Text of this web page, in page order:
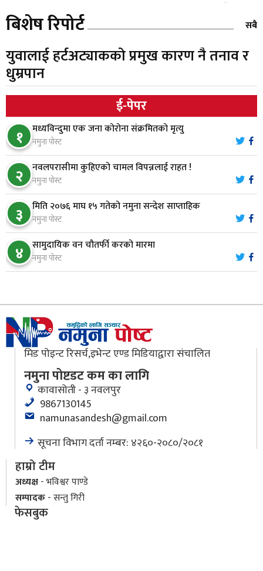
५
स्थापनाको एक दशकपछि विनयी त्रिवेणीको आफ्नै
प्रशासकीय भवनको शिलान्यास
६
भरतपुर अस्पतालद्वारा आइसियुमा प्रतिक्षारत बिरामीको
नाम ‘डिस्प्ले बोर्ड’मा
७ नारायणघाट–बुटवल सडकमा ‘क्यानोपी ब्रिज’ निर्माण
८
मौलाकालिकाको १८८२ खुड्किला : आस्था र आरोग्यको‘
‘सर्ट हाइकिङ’
९ वन उद्यममा जोडिँदै नवलपुरका महिला
१० नारायणघाट–बुटवल सडकः पूर्वी खण्डमा कालोपत्रे सम्पन्न
बिशेष रिपोर्ट सबै
युवालाई हर्टअट्याकको प्रमुख कारण नै तनाव र
धुम्रपान
ई-पेपर
१ मध्यविन्दुमा एक जना कोरोना संक्रमितको मृत्यु
नमुना पोस्ट
२ नवलपरासीमा कुहिएको चामल विपन्नलाई राहत !
नमुना पोस्ट
३ मिति २०७६ माघ १५ गतेको नमुना सन्देश साप्ताहिक
नमुना पोस्ट
४ सामुदायिक वन चौतर्फी करको मारमा
नमुना पोस्ट
मिड पोइन्ट रिसर्च,इभेन्ट एण्ड मिडियाद्वारा संचालित
नमुना पोष्टडट कम का लागि
कावासोती - ३ नवलपुर
9867130145
namunasandesh@gmail.com
सूचना विभाग दर्ता नम्बर: ४२६०-२०८०/२०८१
हाम्रो टीम
अध्यक्ष- भविश्वर पाण्डे
सम्पादक- सन्तु गिरी
फेसबुक